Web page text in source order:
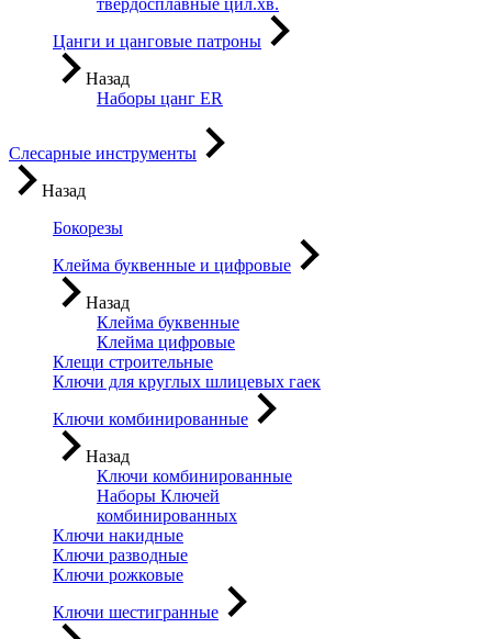
твердосплавные цил.хв.
Цанги и цанговые патроны
Назад
Наборы цанг ER
Слесарные инструменты
Назад
Бокорезы
Клейма буквенные и цифровые
Назад
Клейма буквенные
Клейма цифровые
Клещи строительные
Ключи для круглых шлицевых гаек
Ключи комбинированные
Назад
Ключи комбинированные
Наборы Ключей
комбинированных
Ключи накидные
Ключи разводные
Ключи рожковые
Ключи шестигранные